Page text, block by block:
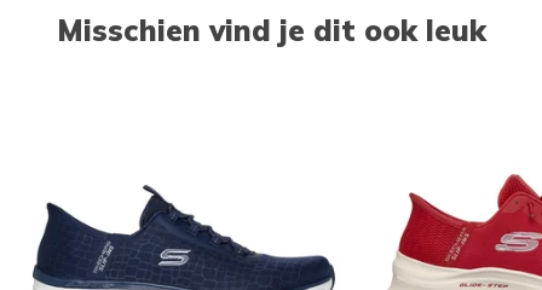
Misschien vind je dit ook leuk